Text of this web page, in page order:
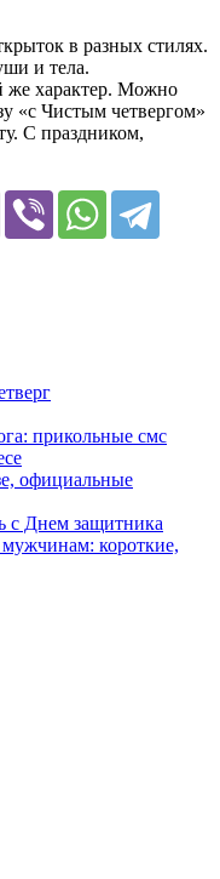
в разных стилях.
и тела.
же характер. Можно
«с Чистым четвергом»
С праздником,
прикольные смс
официальные
с Днем защитника
короткие,